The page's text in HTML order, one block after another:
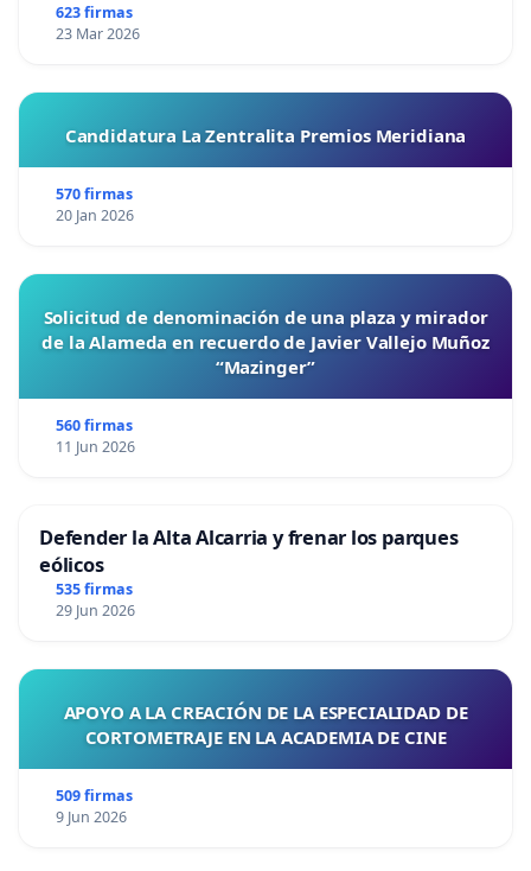
623 firmas
23 Mar 2026
Candidatura La Zentralita Premios Meridiana
570 firmas
20 Jan 2026
Solicitud de denominación de una plaza y mirador
de la Alameda en recuerdo de Javier Vallejo Muñoz
“Mazinger”
560 firmas
11 Jun 2026
Defender la Alta Alcarria y frenar los parques
eólicos
535 firmas
29 Jun 2026
APOYO A LA CREACIÓN DE LA ESPECIALIDAD DE
CORTOMETRAJE EN LA ACADEMIA DE CINE
509 firmas
9 Jun 2026